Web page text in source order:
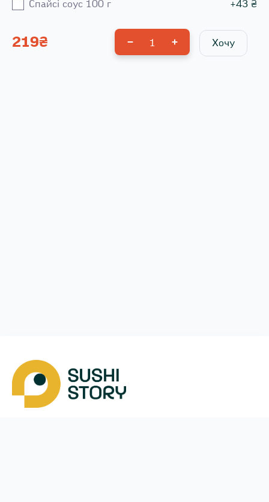
Спайсі соус 100 г +43 ₴
219₴ 1 Хочу